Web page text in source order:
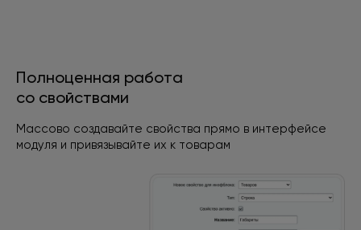
Полноценная работа
со свойствами
Массово создавайте свойства прямо в интерфейсе
модуля и привязывайте их к товарам